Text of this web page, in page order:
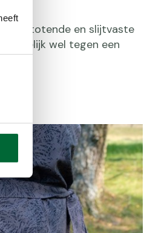
en slijtvaste
namelijk wel tegen een